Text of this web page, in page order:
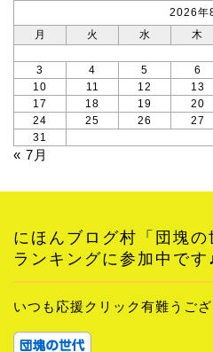
2026年
月
火 水 木
3
4 5 6
10
11 12 13
17
18 19 20
24
25 26 27
31
« 7月
にほんブログ村「団塊
ランキングに参加中です
いつも応援クリック有難うご